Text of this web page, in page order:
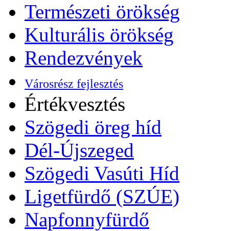
Természeti örökség
Kulturális örökség
Rendezvények
Városrész fejlesztés
Értékvesztés
Szögedi öreg híd
Dél-Újszeged
Szögedi Vasúti Híd
Ligetfürdő (SZÚE)
Napfonnyfürdő